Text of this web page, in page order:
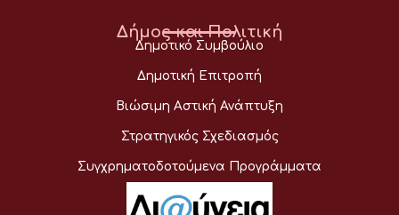
Δήμος και Πολιτική
Δημοτικό Συμβούλιο
Δημοτική Επιτροπή
Βιώσιμη Αστική Ανάπτυξη
Στρατηγικός Σχεδιασμός
Συγχρηματοδοτούμενα Προγράμματα